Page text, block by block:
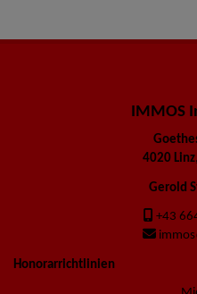
IMMOS
4020 Linz
Gerold
+43
Honorarrichtlinien